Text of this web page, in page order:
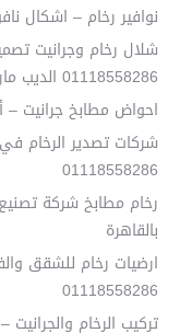
نوافير رخام – اشكال
شلال رخام وجرانيت
01118558286 الديب ماربل
احواض مطابخ جرانيت –
شركات تصدير الرخام
01118558286
رخام مطابخ شركة
بالقاهرة
ارضيات رخام للشقق
01118558286
تركيب الرخام